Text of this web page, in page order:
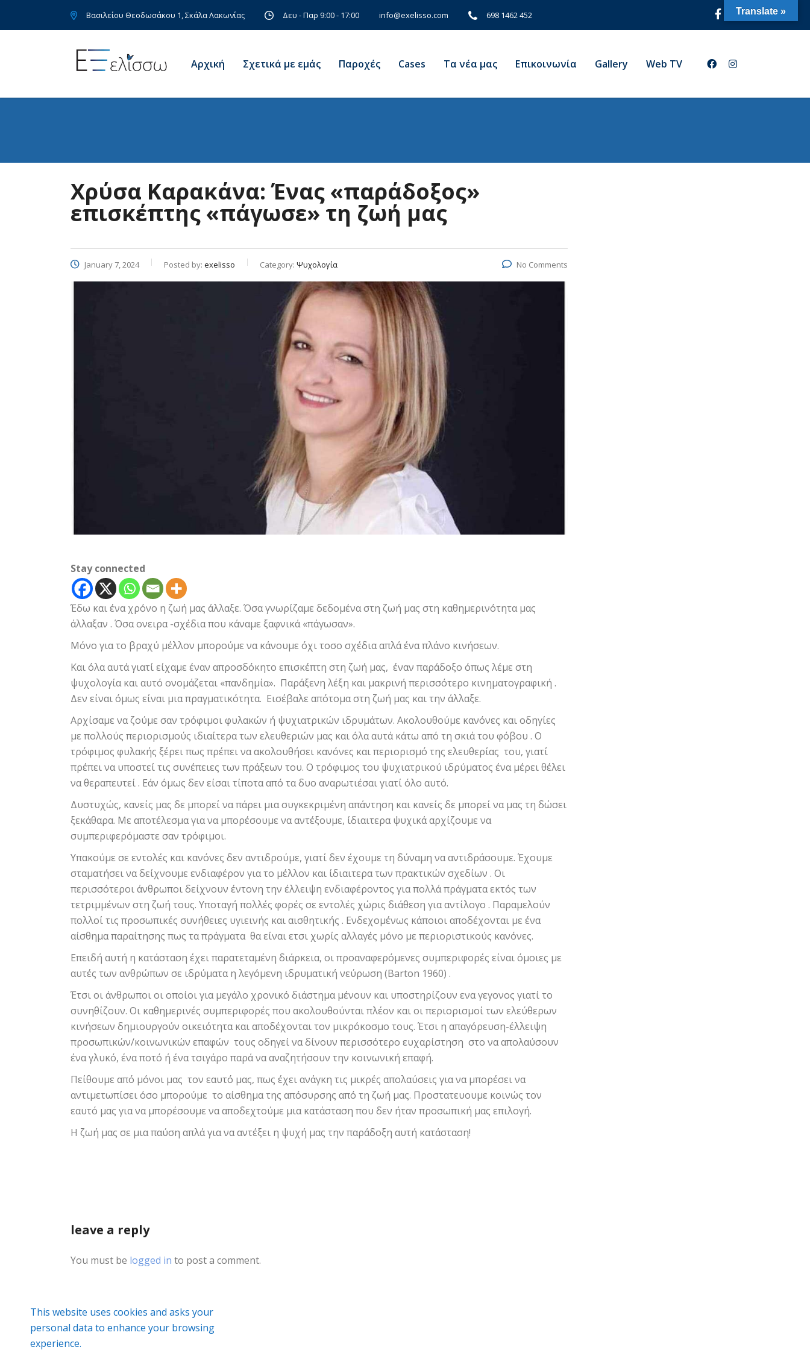
Bασιλείου Θεοδωσάκου 1, Σκάλα Λακωνίας Δευ - Παρ 9:00 - 17:00 info@exelisso.com 698 1462 452
Αρχική Σχετικά με εμάς Παροχές Cases Τα νέα μας Eπικοινωνία Gallery Web TV
Χρύσα Καρακάνα: Ένας «παράδοξος»
επισκέπτης «πάγωσε» τη ζωή μας
January 7, 2024 Posted by: exelisso Category: Ψυχολογία No Comments
Stay connected
Έδω και ένα χρόνο η ζωή μας άλλαξε. Όσα γνωρίζαμε δεδομένα στη ζωή μας στη καθημερινότητα μας
άλλαξαν . Όσα ονειρα -σχέδια που κάναμε ξαφνικά «πάγωσαν».
Μόνο για το βραχύ μέλλον μπορούμε να κάνουμε όχι τοσο σχέδια απλά ένα πλάνο κινήσεων.
Και όλα αυτά γιατί είχαμε έναν απροσδόκητο επισκέπτη στη ζωή μας, έναν παράδοξο όπως λέμε στη
ψυχολογία και αυτό ονομάζεται «πανδημία». Παράξενη λέξη και μακρινή περισσότερο κινηματογραφική .
Δεν είναι όμως είναι μια πραγματικότητα. Εισέβαλε απότομα στη ζωή μας και την άλλαξε.
Αρχίσαμε να ζούμε σαν τρόφιμοι φυλακών ή ψυχιατρικών ιδρυμάτων. Ακολουθούμε κανόνες και οδηγίες
με πολλούς περιορισμούς ιδιαίτερα των ελευθεριών μας και όλα αυτά κάτω από τη σκιά του φόβου . Ο
τρόφιμος φυλακής ξέρει πως πρέπει να ακολουθήσει κανόνες και περιορισμό της ελευθερίας του, γιατί
πρέπει να υποστεί τις συνέπειες των πράξεων του. Ο τρόφιμος του ψυχιατρικού ιδρύματος ένα μέρει θέλει
να θεραπευτεί . Εάν όμως δεν είσαι τίποτα από τα δυο αναρωτιέσαι γιατί όλο αυτό.
Δυστυχώς, κανείς μας δε μπορεί να πάρει μια συγκεκριμένη απάντηση και κανείς δε μπορεί να μας τη δώσει
ξεκάθαρα. Με αποτέλεσμα για να μπορέσουμε να αντέξουμε, ίδιαιτερα ψυχικά αρχίζουμε να
συμπεριφερόμαστε σαν τρόφιμοι.
Υπακούμε σε εντολές και κανόνες δεν αντιδρούμε, γιατί δεν έχουμε τη δύναμη να αντιδράσουμε. Έχουμε
σταματήσει να δείχνουμε ενδιαφέρον για το μέλλον και ίδιαιτερα των πρακτικών σχεδίων . Οι
περισσότεροι άνθρωποι δείχνουν έντονη την έλλειψη ενδιαφέροντος για πολλά πράγματα εκτός των
τετριμμένων στη ζωή τους. Υποταγή πολλές φορές σε εντολές χώρις διάθεση για αντίλογο . Παραμελούν
πολλοί τις προσωπικές συνήθειες υγιεινής και αισθητικής . Ενδεχομένως κάποιοι αποδέχονται με ένα
αίσθημα παραίτησης πως τα πράγματα θα είναι ετσι χωρίς αλλαγές μόνο με περιοριστικούς κανόνες.
Επειδή αυτή η κατάσταση έχει παρατεταμένη διάρκεια, οι προαναφερόμενες συμπεριφορές είναι όμοιες με
αυτές των ανθρώπων σε ιδρύματα η λεγόμενη ιδρυματική νεύρωση (Barton 1960) .
Έτσι οι άνθρωποι οι οποίοι για μεγάλο χρονικό διάστημα μένουν και υποστηρίζουν ενα γεγονος γιατί το
συνηθίζουν. Οι καθημερινές συμπεριφορές που ακολουθούνται πλέον και οι περιορισμοί των ελεύθερων
κινήσεων δημιουργούν οικειότητα και αποδέχονται τον μικρόκοσμο τους. Έτσι η απαγόρευση-έλλειψη
προσωπικών/κοινωνικών επαφών τους οδηγεί να δίνουν περισσότερο ευχαρίστηση στο να απολαύσουν
ένα γλυκό, ένα ποτό ή ένα τσιγάρο παρά να αναζητήσουν την κοινωνική επαφή.
Πείθουμε από μόνοι μας τον εαυτό μας, πως έχει ανάγκη τις μικρές απολαύσεις για να μπορέσει να
αντιμετωπίσει όσο μπορούμε το αίσθημα της απόσυρσης από τη ζωή μας. Προστατευουμε κοινώς τον
εαυτό μας για να μπορέσουμε να αποδεχτούμε μια κατάσταση που δεν ήταν προσωπική μας επιλογή.
Η ζωή μας σε μια παύση απλά για να αντέξει η ψυχή μας την παράδοξη αυτή κατάσταση!
leave a reply
You must be logged in to post a comment.
Translate »
This website uses cookies and asks your
personal data to enhance your browsing
experience.